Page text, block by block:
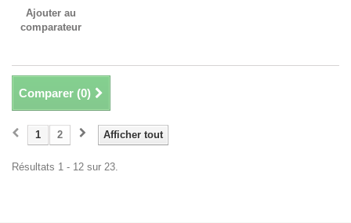
Ajouter au
comparateur
Comparer (0)
Afficher tout
1 2
Résultats 1 - 12 sur 23.